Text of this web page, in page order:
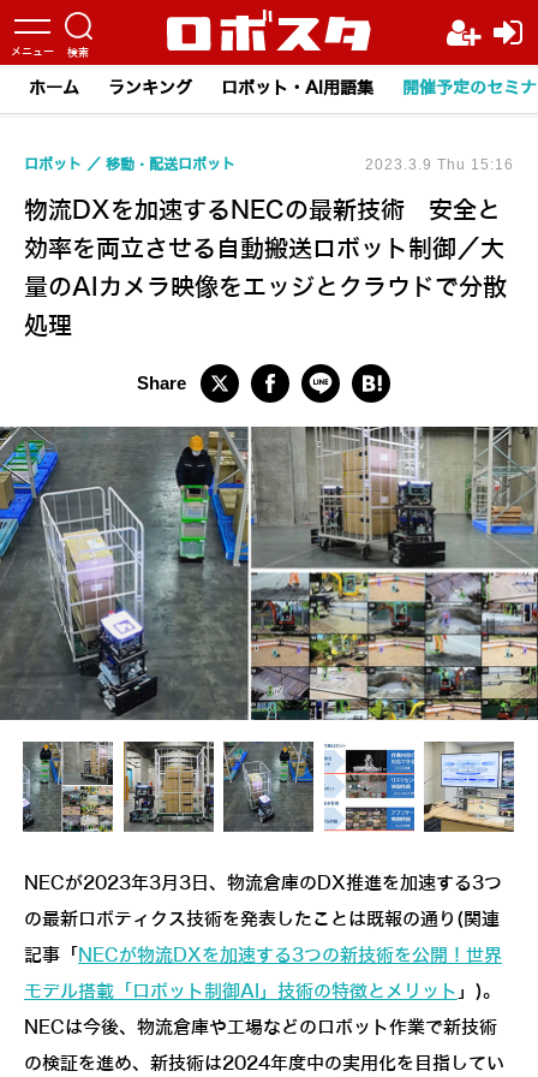
ホーム ランキング ロボット・AI用語集 開催予定のセミ
物流DXを加速するNECの最新技術 安全と
効率を両立させる自動搬送ロボット制御／大
量のAIカメラ映像をエッジとクラウドで分散
処理
ロボット 移動・配送ロボット 2023.3.9 Thu 15:16
NECが2023年3月3日、物流倉庫のDX推進を加速する3つ
の最新ロボティクス技術を発表したことは既報の通り(関連
記事「 NECが物流DXを加速する3つの新技術を公開！世界
モデル搭載「ロボット制御AI」技術の特徴とメリット 」)。
NECは今後、物流倉庫や工場などのロボット作業で新技術
の検証を進め、新技術は2024年度中の実用化を目指してい